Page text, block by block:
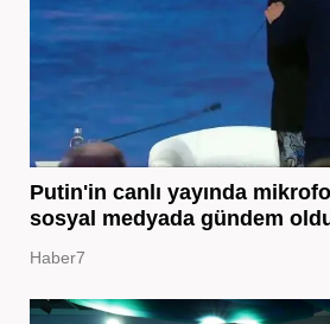
Putin'in canlı yayında
sosyal medyada gündem
Haber7